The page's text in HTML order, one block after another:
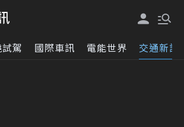
駕 國際車訊 電能世界 交通新訊